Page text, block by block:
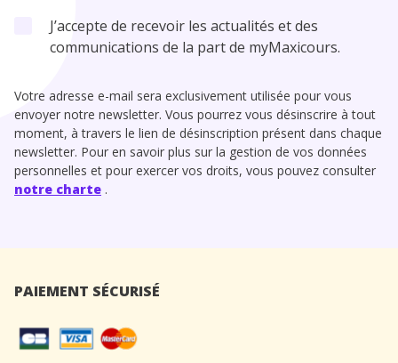
J’accepte de recevoir les actualités et des
communications de la part de myMaxicours.
Votre adresse e-mail sera exclusivement utilisée pour vous
envoyer notre newsletter. Vous pourrez vous désinscrire à tout
moment, à travers le lien de désinscription présent dans chaque
newsletter. Pour en savoir plus sur la gestion de vos données
personnelles et pour exercer vos droits, vous pouvez consulter
notre charte .
PAIEMENT SÉCURISÉ